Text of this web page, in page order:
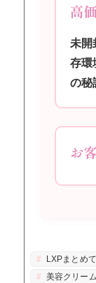
高
未開
存環
の秘
お
LXPまとめ
美容クリーム